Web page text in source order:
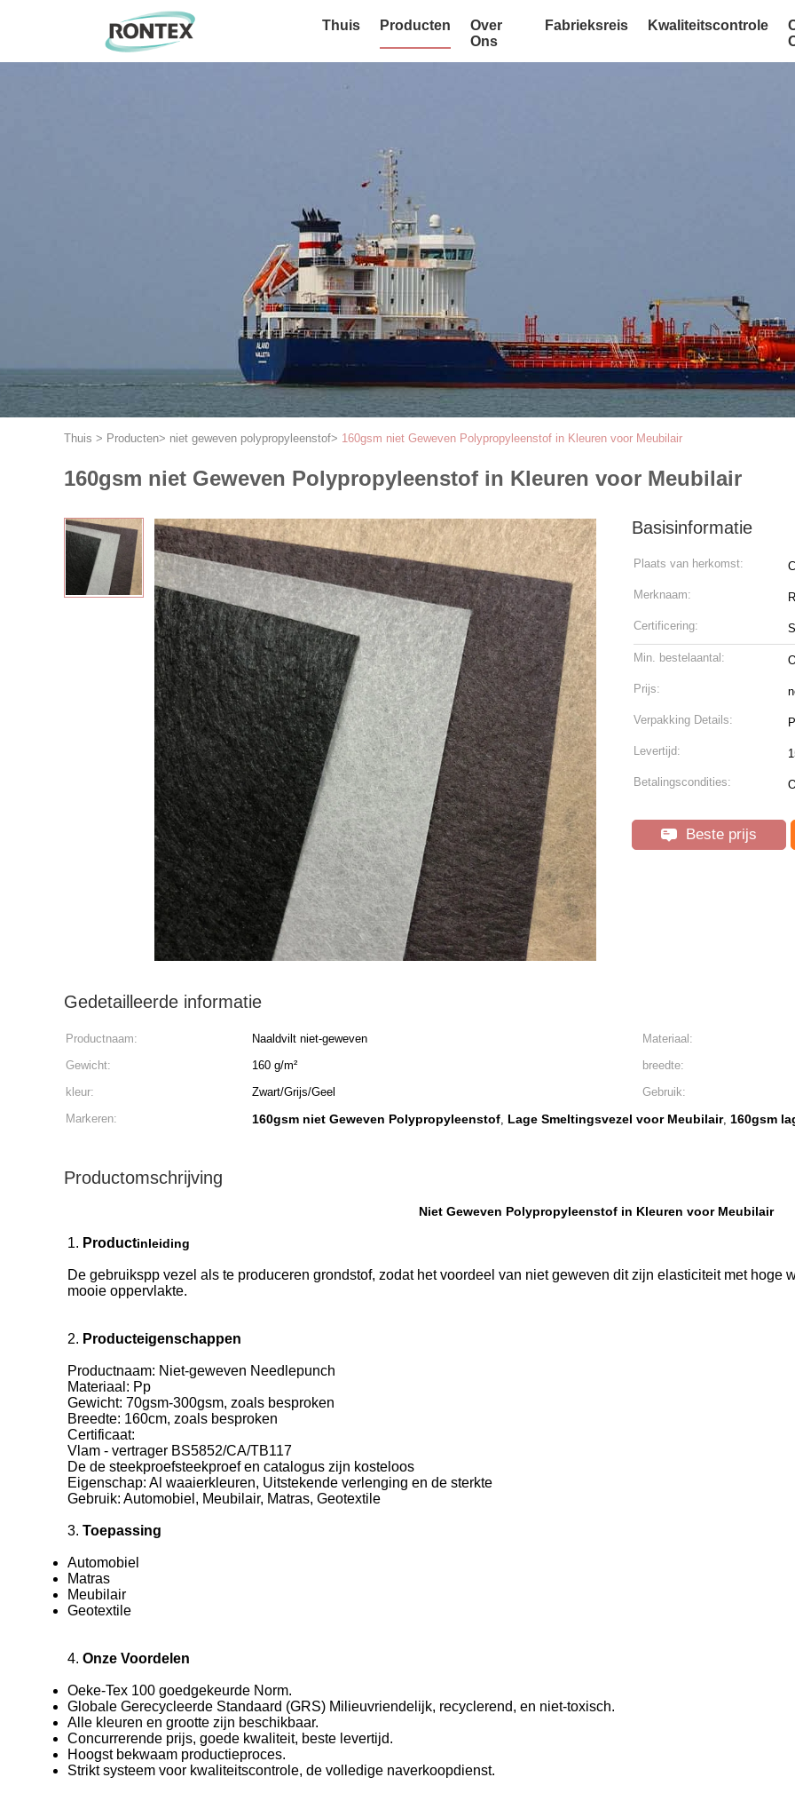
Thuis Producten
Over
Ons
Fabrieksreis Kwaliteitscontrole
Thuis > Producten> niet geweven polypropyleenstof> 160gsm niet Geweven Polypropyleenstof in Kleuren voor Meubilair
160gsm niet Geweven Polypropyleenstof in Kleuren voor Meubilair
Basisinformatie
Plaats van herkomst:
Merknaam:
Certificering:
Min. bestelaantal:
Prijs:
Verpakking Details:
Levertijd:
Betalingscondities:
Beste prijs
Gedetailleerde informatie
Productnaam: Naaldvilt niet-geweven
Materiaal:
Gewicht:
160 g/m²
breedte:
kleur:
Zwart/Grijs/Geel
Gebruik:
Markeren:
160gsm niet Geweven Polypropyleenstof, Lage Smeltingsvezel voor Meubilair, 160gsm
Productomschrijving
Niet Geweven Polypropyleenstof in Kleuren voor Meubilair
1. Productinleiding
De gebruikspp vezel als te produceren grondstof, zodat het voordeel van niet geweven dit zijn elasticiteit met hoge
mooie oppervlakte.
2. Producteigenschappen
Productnaam: Niet-geweven Needlepunch
Materiaal: Pp
Gewicht: 70gsm-300gsm, zoals besproken
Breedte: 160cm, zoals besproken
Certificaat:
Vlam - vertrager BS5852/CA/TB117
De de steekproefsteekproef en catalogus zijn kosteloos
Eigenschap: Al waaierkleuren, Uitstekende verlenging en de sterkte
Gebruik: Automobiel, Meubilair, Matras, Geotextile
3. Toepassing
Automobiel
Matras
Meubilair
Geotextile
4. Onze Voordelen
Oeke-Tex 100 goedgekeurde Norm.
Globale Gerecycleerde Standaard (GRS) Milieuvriendelijk, recyclerend, en niet-toxisch.
Alle kleuren en grootte zijn beschikbaar.
Concurrerende prijs, goede kwaliteit, beste levertijd.
Hoogst bekwaam productieproces.
Strikt systeem voor kwaliteitscontrole, de volledige naverkoopdienst.